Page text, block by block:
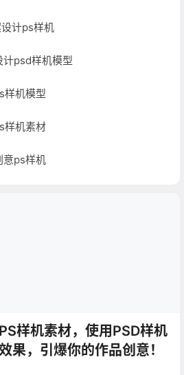
计ps样机
计psd样机模型
样机模型
样机素材
意ps样机
样机素材，使用PSD样机
果，引爆你的作品创意！